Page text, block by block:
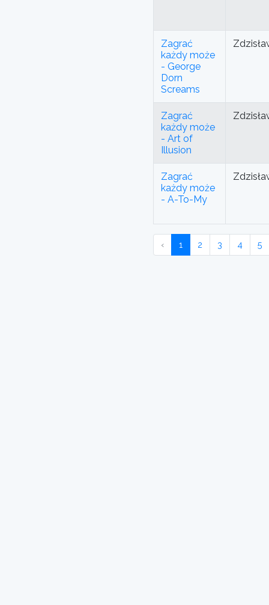
Zagrać
każdy może
- George
Dorn
Screams
Zagrać
każdy może
- Art of
Illusion
Zagrać
każdy może
- A-To-My
‹ 1 2 3 4 5